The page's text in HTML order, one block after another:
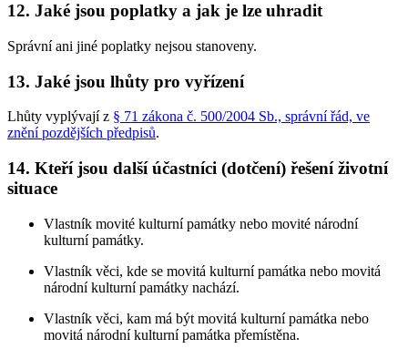
12. Jaké jsou poplatky a jak je lze uhradit
Správní ani jiné poplatky nejsou stanoveny.
13. Jaké jsou lhůty pro vyřízení
Lhůty vyplývají z § 71 zákona č. 500/2004 Sb., správní řád, ve
znění pozdějších předpisů.
14. Kteří jsou další účastníci (dotčení) řešení životní
situace
Vlastník movité kulturní památky nebo movité národní
kulturní památky.
Vlastník věci, kde se movitá kulturní památka nebo movitá
národní kulturní památky nachází.
Vlastník věci, kam má být movitá kulturní památka nebo
movitá národní kulturní památka přemístěna.